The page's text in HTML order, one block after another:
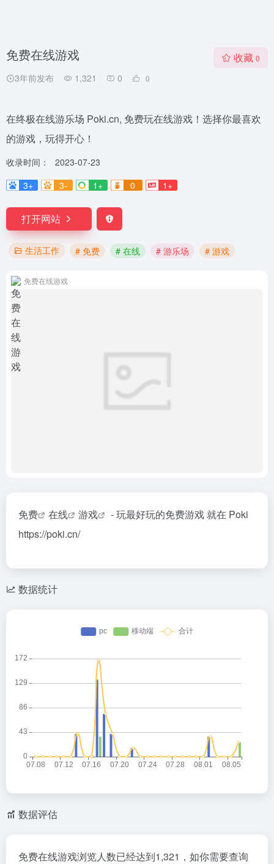
免费在线游戏
3年前发布 1,321 0 0
收藏 0
在终极在线游乐场 Poki.cn, 免费玩在线游戏！选择你最喜欢
的游戏，玩得开心！
收录时间：
2023-07-23
3+
3- 1+ 0 1+
打开网站
生活工作 # 免费 # 在线 # 游乐场 # 游戏
免费在线游戏
免费 在线 游戏
- 玩最好玩的免费游戏 就在 Poki
https://poki.cn/
数据统计
数据评估
免费在线游戏浏览人数已经达到1,321，如你需要查询